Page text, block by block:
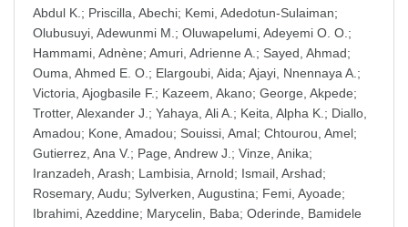
Abdul K. ; Priscilla, Abechi; Kemi, Adedotun-Sulaiman;
Olubusuyi, Adewunmi M. ; Oluwapelumi, Adeyemi O. O. ;
Hammami, Adnène; Amuri, Adrienne A. ; Sayed, Ahmad;
Ouma, Ahmed E. O. ; Elargoubi, Aida; Ajayi, Nnennaya A. ;
Victoria, Ajogbasile F. ; Kazeem, Akano; George, Akpede;
Trotter, Alexander J. ; Yahaya, Ali A. ; Keita, Alpha K. ; Diallo,
Amadou; Kone, Amadou; Souissi, Amal; Chtourou, Amel;
Gutierrez, Ana V. ; Page, Andrew J. ; Vinze, Anika;
Iranzadeh, Arash; Lambisia, Arnold; Ismail, Arshad;
Rosemary, Audu; Sylverken, Augustina; Femi, Ayoade;
Ibrahimi, Azeddine; Marycelin, Baba; Oderinde, Bamidele